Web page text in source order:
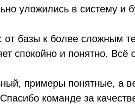
уложились в систему и
от базы к более сложным
спокойно и понятно. Всё
примеры понятные, а
команде за